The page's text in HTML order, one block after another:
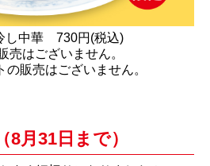
し中華 730円(税込)
売はございません。
販売はございません。
月31日まで）